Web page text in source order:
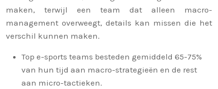
maken, terwijl een team dat alleen macro-
management overweegt, details kan missen die het
verschil kunnen maken.
Top e-sports teams besteden gemiddeld 65-75%
van hun tijd aan macro-strategieën en de rest
aan micro-tactieken.